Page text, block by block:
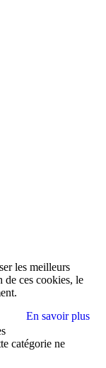
les meilleurs
de ces cookies, le
En savoir plus
catégorie ne